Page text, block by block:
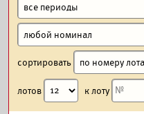
сортировать
лотов к лоту